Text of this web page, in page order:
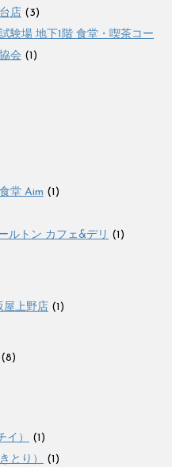
店 (3)
験場 地下1階 食堂・喫茶コー
会 (1)
堂 Aim (1)
ルトン カフェ&デリ (1)
屋上野店 (1)
(8)
イ）
(1)
とり）
(1)